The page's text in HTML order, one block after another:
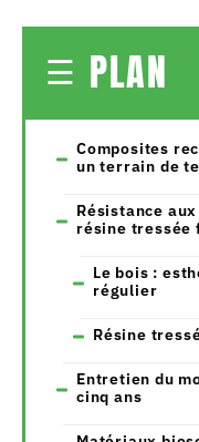
PLAN
Composites
un terrain de
Résistance
résine tressée
Le bois :
régulier
Résine
Entretien du
cinq ans